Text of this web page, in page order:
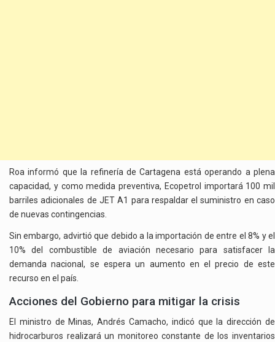
Roa informó que la refinería de Cartagena está operando a plena
capacidad, y como medida preventiva, Ecopetrol importará 100 mil
barriles adicionales de JET A1 para respaldar el suministro en caso
de nuevas contingencias.
Sin embargo, advirtió que debido a la importación de entre el 8% y el
10% del combustible de aviación necesario para satisfacer la
demanda nacional, se espera un aumento en el precio de este
recurso en el país.
Acciones del Gobierno para mitigar la crisis
El ministro de Minas, Andrés Camacho, indicó que la dirección de
hidrocarburos realizará un monitoreo constante de los inventarios